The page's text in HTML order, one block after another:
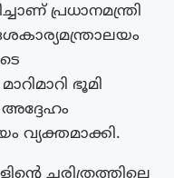
പ്രധാനമന്ത്രി
ഭൂമി
വ്യക്തമാക്കി.